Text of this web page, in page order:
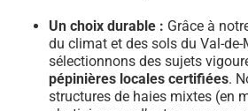
Un choix durable : Grâce à
du climat et des sols du Val-de-
sélectionnons des sujets
pépinières locales certifiées.
structures de haies mixtes (en